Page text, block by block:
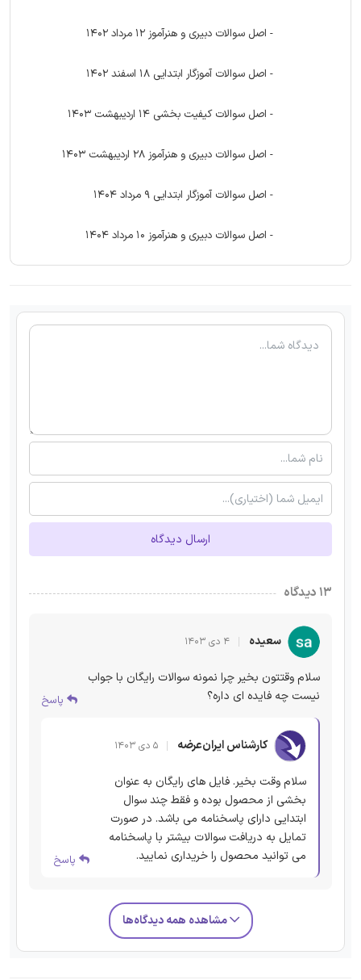
- اصل سوالات دبیری و هنرآموز 12 مرداد 1402
- اصل سوالات آموزگار ابتدایی 18 اسفند 1402
- اصل سوالات کیفیت بخشی 14 اردیبهشت 1403
- اصل سوالات دبیری و هنرآموز 28 اردیبهشت 1403
- اصل سوالات آموزگار ابتدایی 9 مرداد 1404
- اصل سوالات دبیری و هنرآموز 10 مرداد 1404
ارسال دیدگاه
۱۳ دیدگاه
سعیده ۴ دی ۱۴۰۳
سلام وقتتون بخیر چرا نمونه سوالات رایگان با جواب
نیست چه فایده ای داره؟
پاسخ
کارشناس ایران‌عرضه ۵ دی ۱۴۰۳
سلام وقت بخیر. فایل های رایگان به عنوان
بخشی از محصول بوده و فقط چند سوال
ابتدایی دارای پاسخنامه می باشد. در صورت
تمایل به دریافت سوالات بیشتر با پاسخنامه
می توانید محصول را خریداری نمایید.
پاسخ
مشاهده همه دیدگاه‌ها